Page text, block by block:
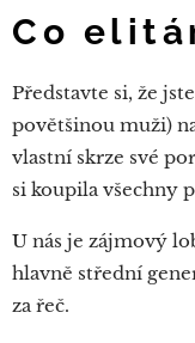
Co
Představte si, že
povětšinou muži)
vlastní skrze své
si koupila všechny
U nás je zájmový
hlavně střední
za řeč.